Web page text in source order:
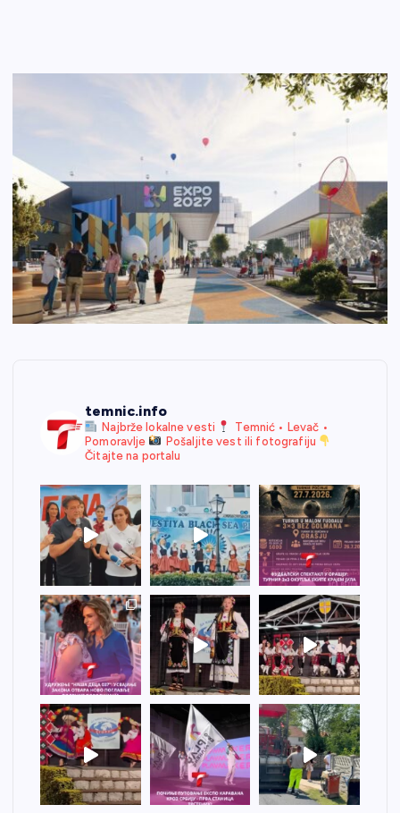
temnic.info
Najbrže lokalne vesti
Temnić • Levač •
Pomoravlje
Pošaljite vest ili fotografiju
Čitajte na portalu